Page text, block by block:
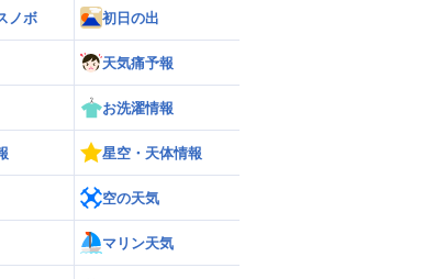
の雨雲レーダー
ノボ 初日の出
天気痛予報
お洗濯情報
星空・天体情報
空の天気
マリン天気